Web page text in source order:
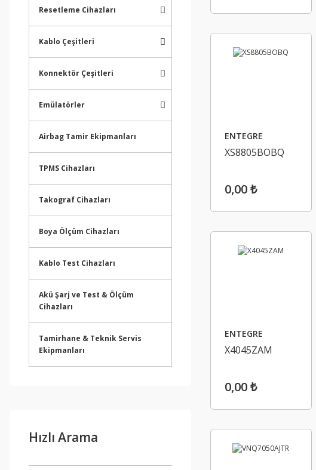
Resetleme Cihazları
Kablo Çeşitleri
Konnektör Çeşitleri
Emülatörler
Airbag Tamir Ekipmanları
TPMS Cihazları
Takograf Cihazları
Boya Ölçüm Cihazları
Kablo Test Cihazları
Akü Şarj ve Test & Ölçüm
Cihazları
Tamirhane & Teknik Servis
Ekipmanları
Hızlı Arama
ENTEGRE
XS8805BOBQ
0,00 ₺
ENTEGRE
X4045ZAM
0,00 ₺